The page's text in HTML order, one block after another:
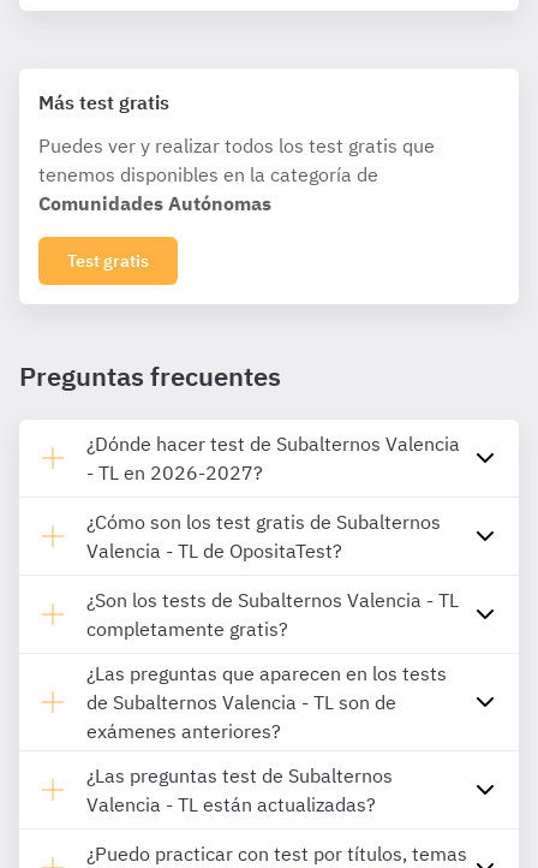
Más test gratis
Puedes ver y realizar todos los test gratis que
tenemos disponibles en la categoría de
Comunidades Autónomas
Test gratis
Preguntas frecuentes
¿Dónde hacer test de Subalternos Valencia
- TL en 2026-2027?
¿Cómo son los test gratis de Subalternos
Valencia - TL de OpositaTest?
¿Son los tests de Subalternos Valencia - TL
completamente gratis?
¿Las preguntas que aparecen en los tests
de Subalternos Valencia - TL son de
exámenes anteriores?
¿Las preguntas test de Subalternos
Valencia - TL están actualizadas?
¿Puedo practicar con test por títulos, temas